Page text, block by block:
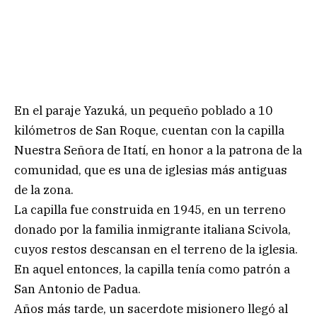
En el paraje Yazuká, un pequeño poblado a 10
kilómetros de San Roque, cuentan con la capilla
Nuestra Señora de Itatí, en honor a la patrona de la
comunidad, que es una de iglesias más antiguas
de la zona.
La capilla fue construida en 1945, en un terreno
donado por la familia inmigrante italiana Scivola,
cuyos restos descansan en el terreno de la iglesia.
En aquel entonces, la capilla tenía como patrón a
San Antonio de Padua.
Años más tarde, un sacerdote misionero llegó al